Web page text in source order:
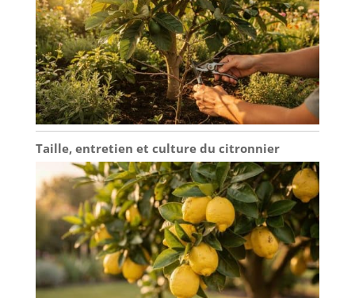
Taille, entretien et culture du citronnier